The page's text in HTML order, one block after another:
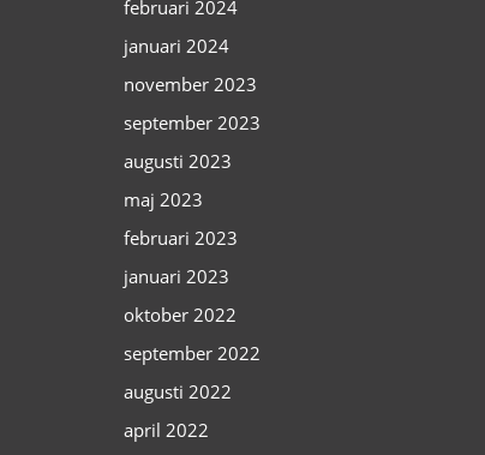
februari 2024
januari 2024
november 2023
september 2023
augusti 2023
maj 2023
februari 2023
januari 2023
oktober 2022
september 2022
augusti 2022
april 2022